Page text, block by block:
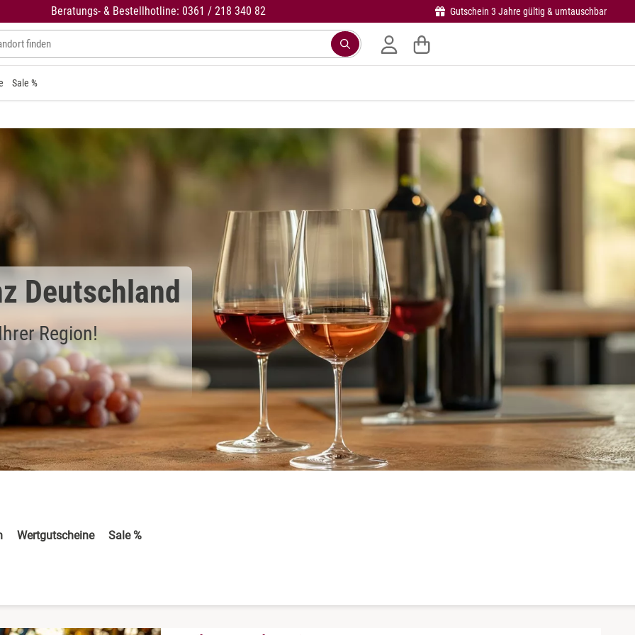
Beratungs- & Bestellhotline: 0361 / 218 340 82 Gutschein 3 Jahre gültig & umtauschbar
Sale %
Deutschland
Region!
Wertgutscheine Sale %